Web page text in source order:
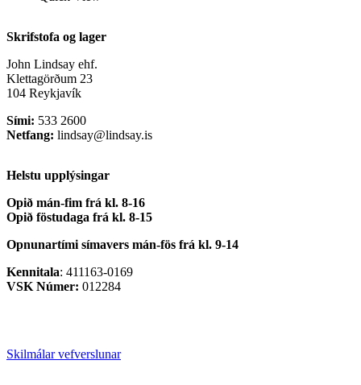
Skrifstofa og lager
John Lindsay ehf.
Klettagörðum 23
104 Reykjavík
Sími: 533 2600
Netfang: lindsay@lindsay.is
Helstu upplýsingar
Opið mán-fim frá kl. 8-16
Opið föstudaga frá kl. 8-15
Opnunartími símavers mán-fös frá kl. 9-14
Kennitala: 411163-0169
VSK Númer: 012284
Skilmálar vefverslunar